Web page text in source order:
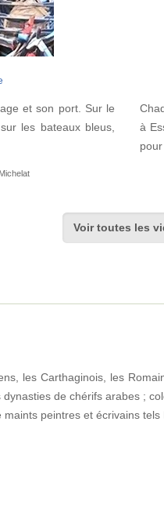
et son port. Sur le
les bateaux bleus,
à
pour
Voir toutes les
les Carthaginois, les
de chérifs arabes ;
maints peintres et écrivains